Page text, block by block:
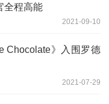
全程高能
2021-09-10
Chocolate》入围罗德
2021-07-29